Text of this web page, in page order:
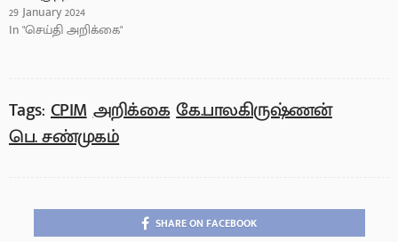
29 January 2024
In "செய்தி அறிக்கை"
Tags: CPIM அறிக்கை கே.பாலகிருஷ்ணன்
பெ. சண்முகம்
SHARE ON FACEBOOK